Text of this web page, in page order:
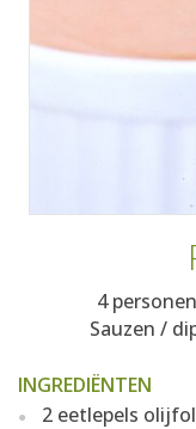
4 personen
Sauzen /
INGREDIËNTEN
2 eetlepels